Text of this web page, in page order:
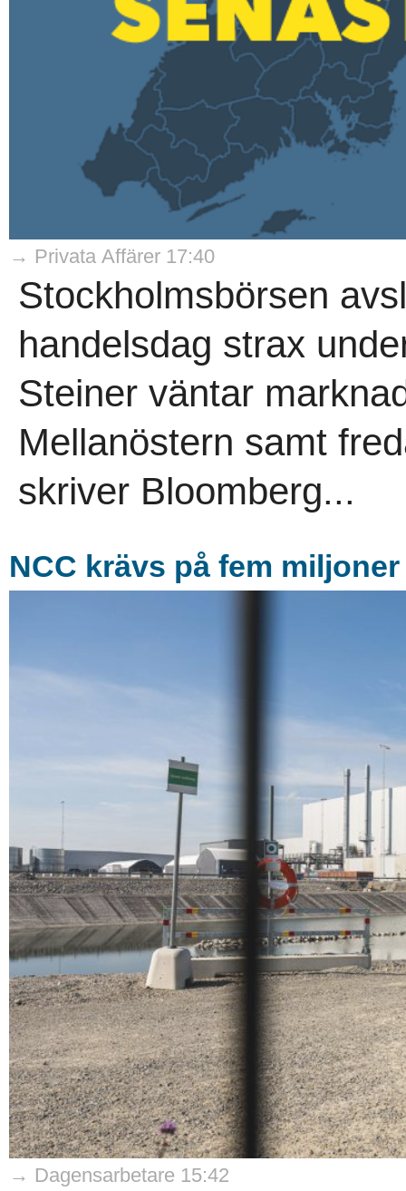
→ Privata Affärer 17:40
Stockholmsbörsen
handelsdag strax
Steiner väntar
Mellanöstern samt
skriver Bloomberg...
NCC krävs på fem
→ Dagensarbetare 15:42